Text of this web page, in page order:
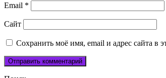
Email *
Сайт
Сохранить моё имя, email и адрес сайта в